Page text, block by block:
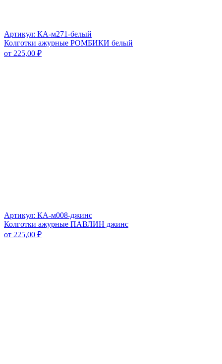
Артикул: КА-м271-белый
Колготки ажурные РОМБИКИ белый
от 225,00 ₽
Артикул: КА-м008-джинс
Колготки ажурные ПАВЛИН джинс
от 225,00 ₽